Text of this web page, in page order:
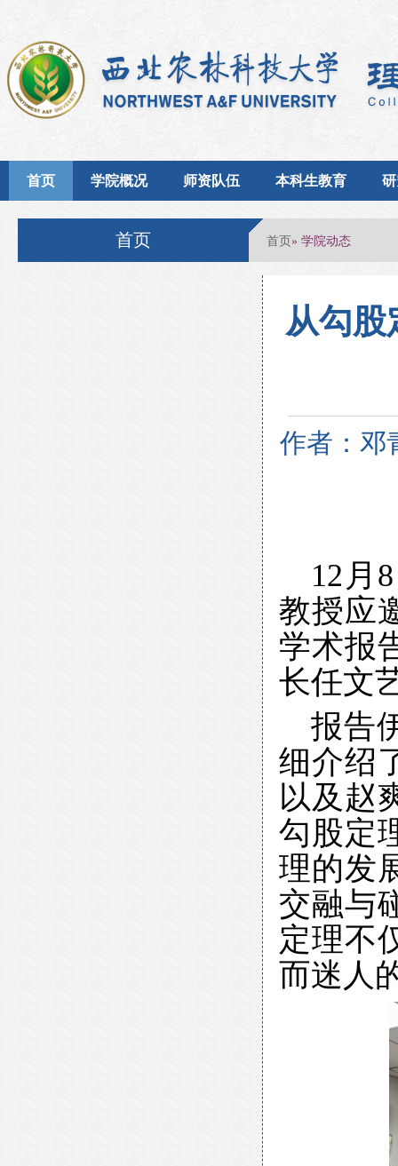
首页 学院概况 师资队伍 本科生教育
首页 首页» 学院动态
从勾股
作者：
12 月 8
教授应
学术报
长任文
报告
细介绍
以及赵
勾股定
理的发
交融与
定理不
而迷人